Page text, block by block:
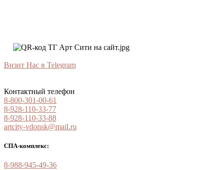
Визит Нас в Telegram
Контактный телефон
8-800-301-00-61
8-928-110-33-77
8-928-110-33-88
artcity-vdonsk@mail.ru
СПА-комплекс:
8-988-945-49-36